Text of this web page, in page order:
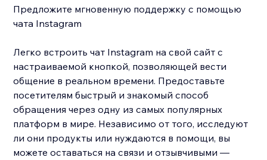
Предложите мгновенную поддержку с помощью
чата Instagram
Легко встроить чат Instagram на свой сайт с
настраиваемой кнопкой, позволяющей вести
общение в реальном времени. Предоставьте
посетителям быстрый и знакомый способ
обращения через одну из самых популярных
платформ в мире. Независимо от того, исследуют
ли они продукты или нуждаются в помощи, вы
можете оставаться на связи и отзывчивыми —